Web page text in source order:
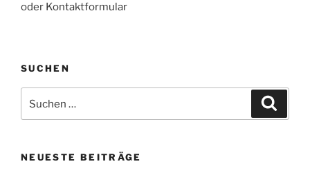
oder Kontaktformular
SUCHEN
nach:
NEUESTE BEITRÄGE